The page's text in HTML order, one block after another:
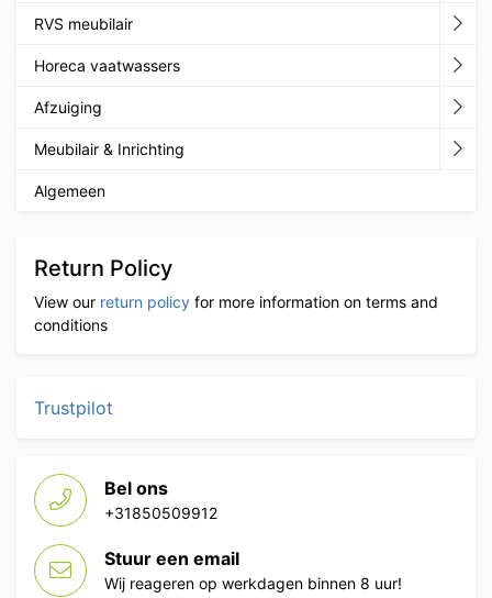
RVS meubilair
Horeca vaatwassers
Afzuiging
Meubilair & Inrichting
Algemeen
Return Policy
View our return policy for more information on terms and
conditions
Trustpilot
Bel ons
+31850509912
Stuur een email
Wij reageren op werkdagen binnen 8 uur!